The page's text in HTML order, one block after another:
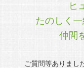
ヒ
たのしく
仲間
ご質問等ありまし